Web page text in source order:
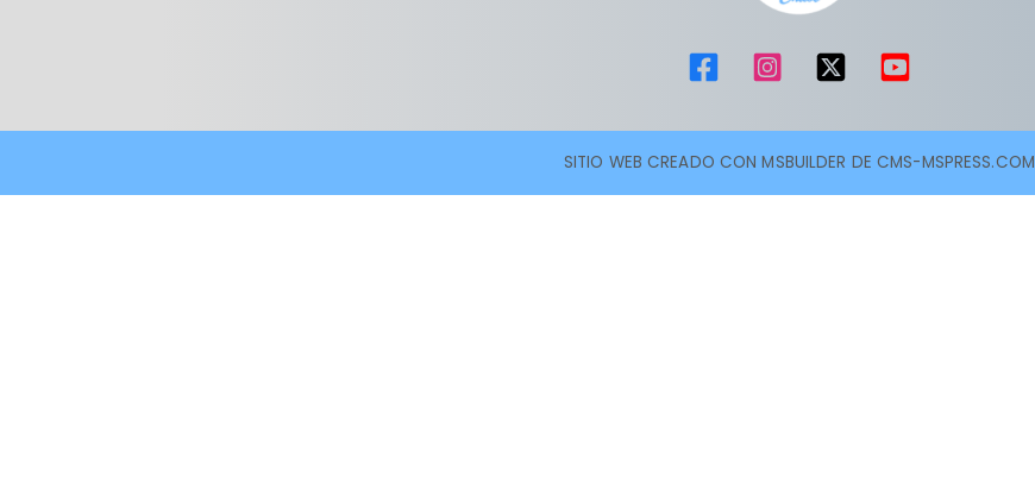
SITIO WEB CREADO CON MSBUILDER DE CMS-MSPRESS.COM